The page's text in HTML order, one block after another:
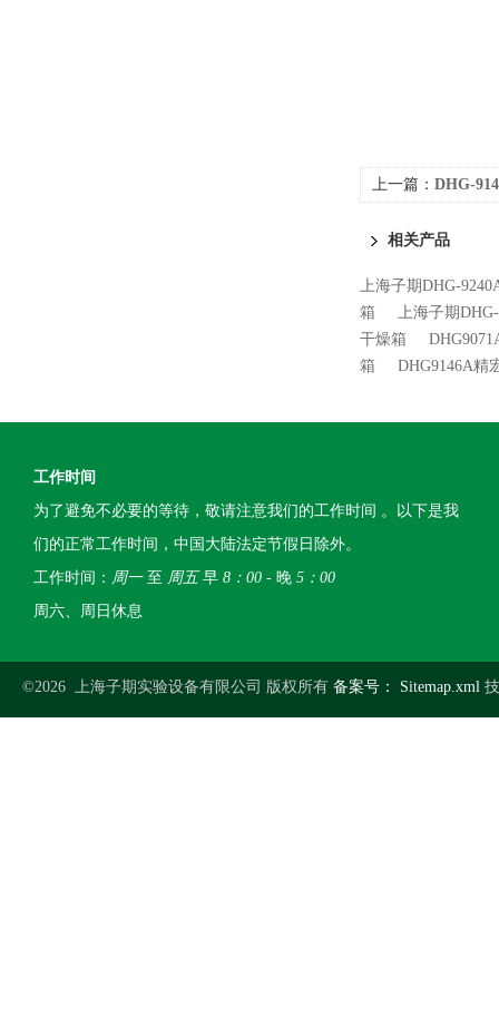
上一篇： DHG-
相关产品
上海子期DHG-
箱
上海子期
干燥箱
箱
DHG9146A精
工作时间
为了避免不必要的等待，敬请注意我们的工作时间 。以下是我
们的正常工作时间，中国大陆法定节假日除外。
工作时间： 周一至 周五早 8：00 - 晚 5：00
周六、周日休息
©2026 上海子期实验设备有限公司 版权所有 备案号： Sitemap.xml